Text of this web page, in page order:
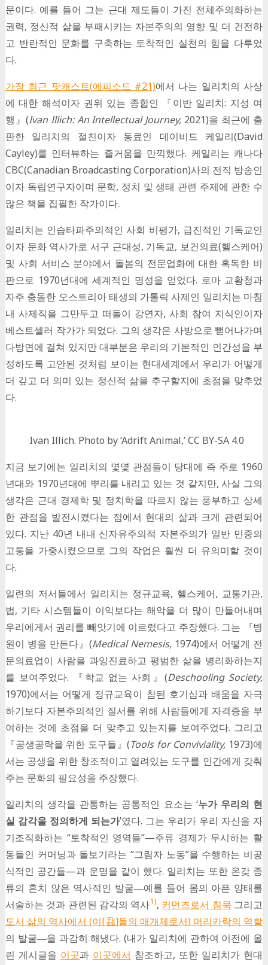
문이다. 예를 들어 그는 근대 제도들이 가진 전체주의화하는
권력, 정신적 삶을 부패시키는 자본주의의 영향 및 더 건전하
고 반란적인 문화를 구축하는 토착적인 실천의 힘을 다루었
다.
가장 최근 팟캐스트(에피소드 #21)에서 나는 일리치의 사상
에 대한 해석이자 권위 있는 종합인 『이반 일리치: 지성 여
행』(Ivan Illich: An Intellectual Journey, 2021)을 최근에 출
판한 일리치의 절친이자 동료인 데이비드 케일리(David
Cayley)를 인터뷰하는 즐거움을 만끽했다. 케일리는 캐나다
CBC(Canadian Broadcasting Corporation)사의 전직 방송인
이자 독립연구자이며 문학, 정치 및 생태 관련 주제에 관한 수
많은 책을 집필한 작가이다.
일리치는 인습타파주의적인 사회 비평가, 급진적인 기독교인
이자 문화 역사가로 서구 근대성, 기독교, 보건의료(헬스케어)
및 사회 서비스 분야에서 돌봄의 전문업화에 대한 혹독한 비
판으로 1970년대에 세계적인 명성을 얻었다. 로마 교황청과
자주 충돌한 오스트리아 태생의 가톨릭 사제인 일리치는 마침
내 사제직을 그만두고 떠돌이 강연자, 사회 참여 지식인이자
베스트셀러 작가가 되었다. 그의 생각은 사방으로 뻗어나가며
다방면에 걸쳐 있지만 대부분은 우리의 기본적인 인간성을 부
정하도록 고안된 것처럼 보이는 현대세계에서 우리가 어떻게
더 깊고 더 의미 있는 정신적 삶을 추구할지에 초점을 맞추었
다.
Ivan Illich. Photo by ‘Adrift Animal,’ CC BY-SA 4.0
지금 보기에는 일리치의 몇몇 관점들이 당대에 즉 주로 1960
년대와 1970년대에 뿌리를 내리고 있는 것 같지만, 사실 그의
생각은 근대 경제학 및 정치학을 따르지 않는 풍부하고 상세
한 관점을 발전시켰다는 점에서 현대의 삶과 크게 관련되어
있다. 지난 40년 내내 신자유주의적 자본주의가 일반 민중의
고통을 가중시켰으므로 그의 작업은 훨씬 더 유의미할 것이
다.
일련의 저서들에서 일리치는 정규교육, 헬스케어, 교통기관,
법, 기타 시스템들이 이익보다는 해악을 더 많이 만들어내며
우리에게서 권리를 빼앗기에 이르렀다고 주장했다. 그는 『병
원이 병을 만든다』(Medical Nemesis, 1974)에서 어떻게 전
문의료업이 사람을 과잉진료하고 평범한 삶을 병리화하는지
를 보여주었다. 『학교 없는 사회』(Deschooling Society,
1970)에서는 어떻게 정규교육이 참된 호기심과 배움을 자극
하기보다 자본주의적인 질서를 위해 사람들에게 자격증을 부
여하는 것에 초점을 더 맞추고 있는지를 보여주었다. 그리고
『공생공락을 위한 도구들』(Tools for Conviviality, 1973)에
서는 공생을 위한 창조적이고 열려있는 도구를 인간에게 갖춰
주는 문화의 필요성을 주장했다.
일리치의 생각을 관통하는 공통적인 요소는 ‘누가 우리의 현
실 감각을 정의하게 되는가’였다. 그는 우리가 우리 자신을 자
기조직화하는 “토착적인 영역들”—주류 경제가 무시하는 활
동들인 커머닝과 돌보기라는 “그림자 노동”을 수행하는 비공
식적인 공간들—과 운명을 같이 했다. 일리치는 또한 온갖 종
류의 흔치 않은 역사적인 발굴―예를 들어 몸의 아픈 양태를
서술하는 것과 관련된 감각의 역사1), 커먼즈로서 침묵 그리고
도시 삶의 역사에서(이[蝨]들의 매개체로서) 머리카락의 역할
의 발굴―을 과감히 해냈다. (내가 일리치에 관하여 이전에 올
린 게시글을 이곳과 이곳에서 참조하고, 또한 일리치가 현대